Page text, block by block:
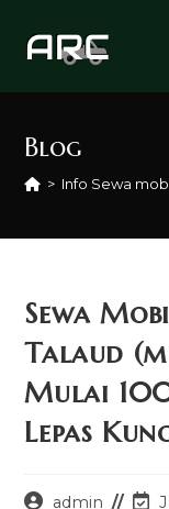
Blog
> Info Sewa
Sewa
Talaud
Mulai
Lepas
Postadmin
Post